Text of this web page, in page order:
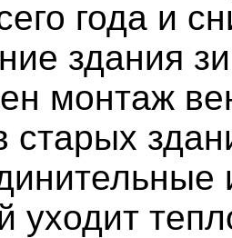
года и
здания
монтаж
уходит